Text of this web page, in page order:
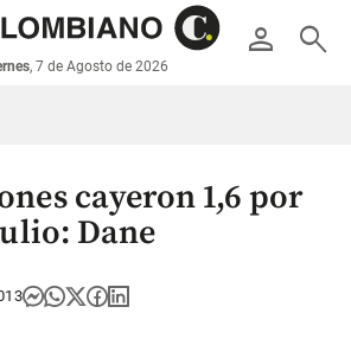
person search
, 7 de Agosto de 2026
cayeron 1,6 por
Dane